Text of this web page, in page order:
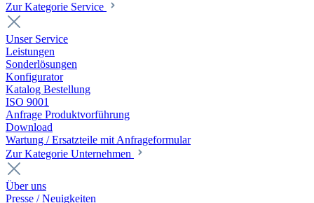
Zur Kategorie Service
Unser Service
Leistungen
Sonderlösungen
Konfigurator
Katalog Bestellung
ISO 9001
Anfrage Produktvorführung
Download
Wartung / Ersatzteile mit Anfrageformular
Zur Kategorie Unternehmen
Über uns
Presse / Neuigkeiten